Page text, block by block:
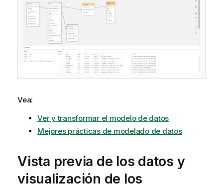
Vea:
Ver y transformar el modelo de datos
Mejores prácticas de modelado de datos
Vista previa de los datos y
visualización de los